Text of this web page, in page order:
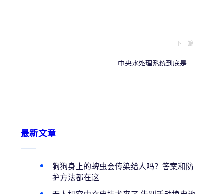
下一篇
中央水处理系统到底是不
最新文章
狗狗身上的蜱虫会传染给人吗？答案和防
护方法都在这